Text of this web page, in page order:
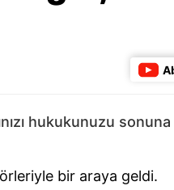
hukukunuzu
bir araya geldi.